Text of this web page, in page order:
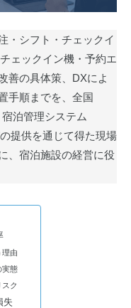
・シフト・チェックイ
ェックイン機・予約エ
善の具体策、DXによ
手順までを、全国
泊管理システム
提供を通じて得た現場
、宿泊施設の経営に役
理由
実態
ク
失